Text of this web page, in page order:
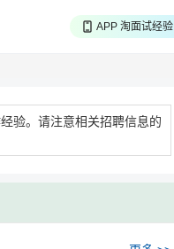
APP 淘面试经验
验。请注意相关招聘信息的